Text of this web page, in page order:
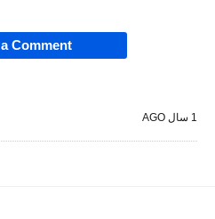
Comment
1 سال AGO